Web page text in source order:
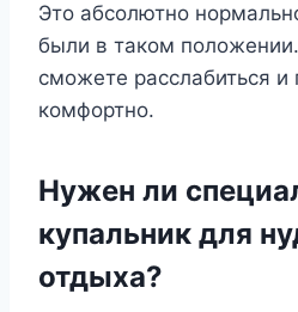
Это абсолютно
были в таком
сможете расслабиться и
комфортно.
Нужен ли
купальник для
отдыха?